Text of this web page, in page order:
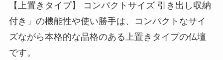
【上置きタイプ】 コンパクトサイズ 引き出し収納
付き」の機能性や使い勝手は、コンパクトなサイ
ズながら本格的な品格のある上置きタイプの仏壇
です。